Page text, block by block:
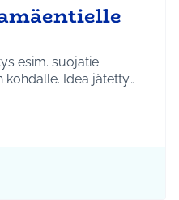
esim. suojatie
Pellavamäentielle Rihasalin kohdalle. Idea jätetty…
Riihikallio
mukaan: Infra ja liikenne